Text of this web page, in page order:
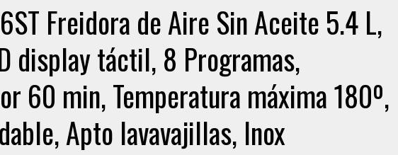
Freidora de Aire Sin Aceite 5.4 L,
display táctil, 8 Programas,
60 min, Temperatura máxima 180º,
Apto lavavajillas, Inox